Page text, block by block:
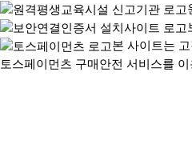
본 사이트는
토스페이먼츠 구매안전 서비스를